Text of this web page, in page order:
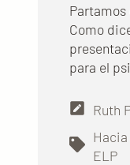
Como
para el
Ruth
ELP